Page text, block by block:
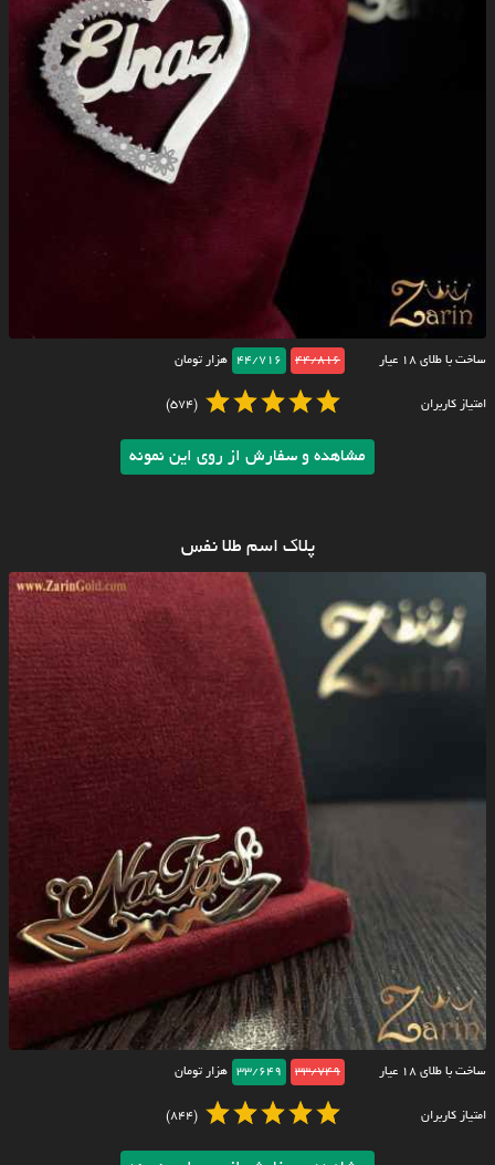
ساخت با طلای ۱۸ عیار 44/816
44/716 هزار تومان
امتیاز کاربران (574)
مشاهده و سفارش از روی این نمونه
پلاک اسم طلا نفس
ساخت با طلای ۱۸ عیار 33/749
33/649 هزار تومان
امتیاز کاربران (844)